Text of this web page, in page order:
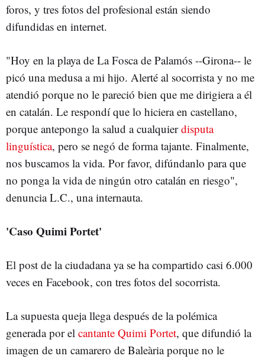
foros, y tres fotos del profesional están siendo
difundidas en internet.
"Hoy en la playa de La Fosca de Palamós --Girona-- le
picó una medusa a mi hijo. Alerté al socorrista y no me
atendió porque no le pareció bien que me dirigiera a él
en catalán. Le respondí que lo hiciera en castellano,
porque antepongo la salud a cualquierdisputa
linguística, pero se negó de forma tajante. Finalmente,
nos buscamos la vida. Por favor, difúndanlo para que
no ponga la vida de ningún otro catalán en riesgo",
denuncia L.C., una internauta.
'Caso Quimi Portet'
El post de la ciudadana ya se ha compartido casi 6.000
veces en Facebook, con tres fotos del socorrista.
La supuesta queja llega después de la polémica
generada por el cantante Quimi Portet, que difundió la
imagen de un camarero de Baleària porque no le